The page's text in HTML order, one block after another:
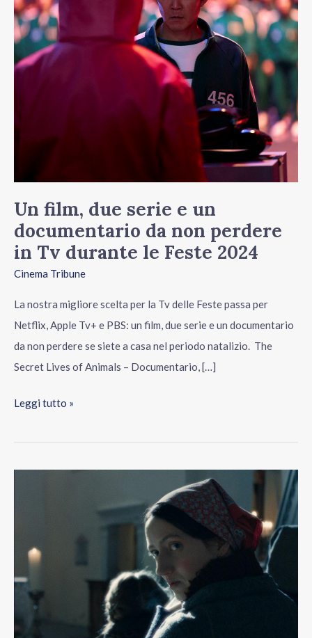
Un film, due serie e un
documentario da non perdere
in Tv durante le Feste 2024
Cinema Tribune
La nostra migliore scelta per la Tv delle Feste passa per
Netflix, Apple Tv+ e PBS: un film, due serie e un documentario
da non perdere se siete a casa nel periodo natalizio. The
Secret Lives of Animals – Documentario, […]
e
un
documentario
perdere
le
Feste
2024
Leggi tutto »
Feste
2024
non